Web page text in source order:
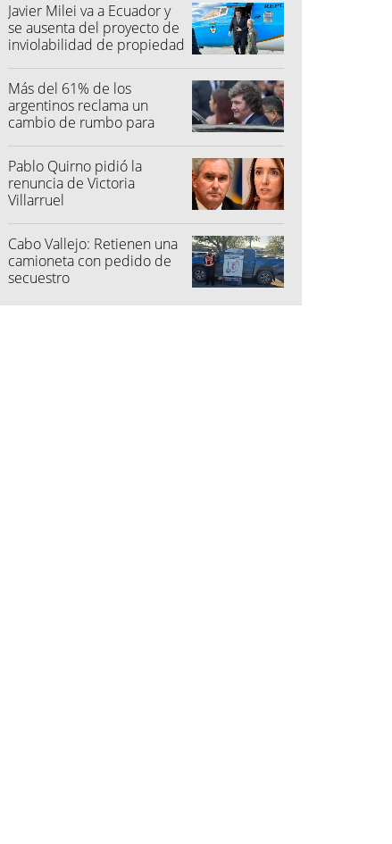
Javier Milei va a Ecuador y
se ausenta del proyecto de
inviolabilidad de propiedad
Más del 61% de los
argentinos reclama un
cambio de rumbo para
Pablo Quirno pidió la
renuncia de Victoria
Villarruel
Cabo Vallejo: Retienen una
camioneta con pedido de
secuestro